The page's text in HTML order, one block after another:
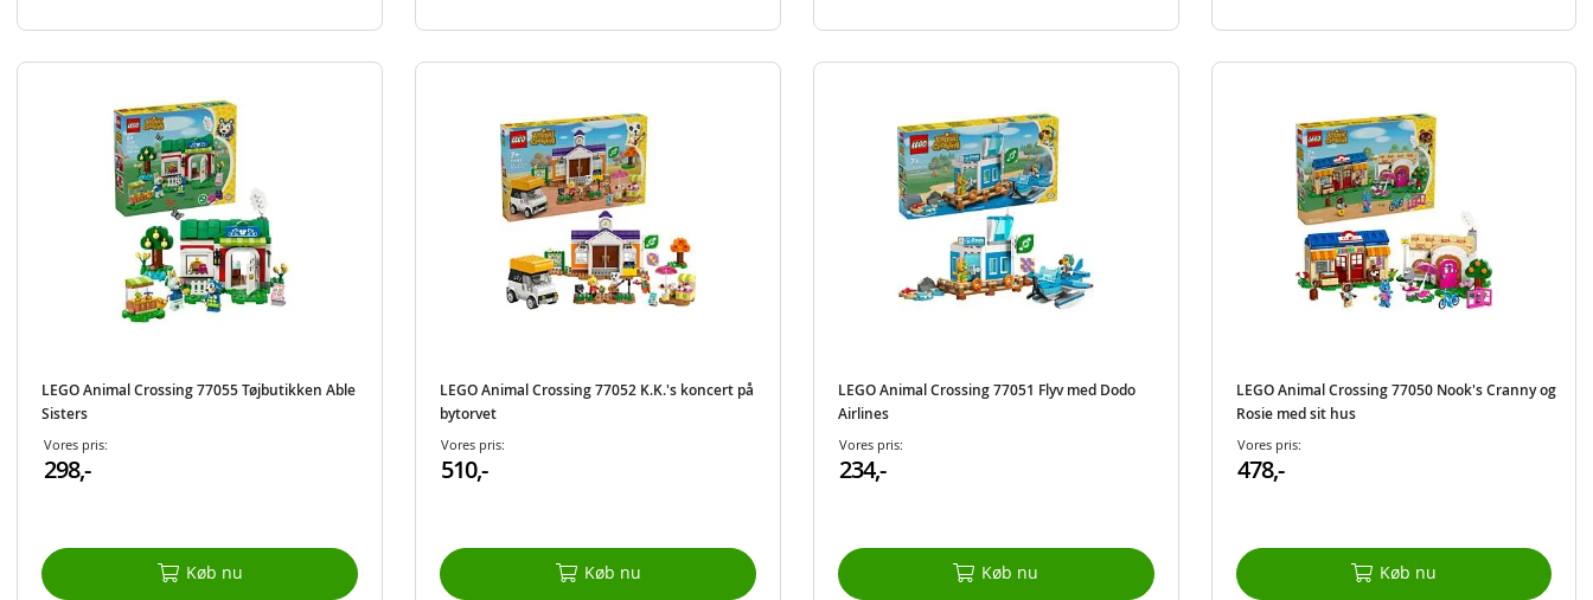
LEGO Animal Crossing 77055 Tøjbutikken Able
Sisters
Vores pris:
298,-
Køb nu
LEGO Animal Crossing 77052 K.K.'s koncert på
bytorvet
Vores pris:
510,-
Køb nu
LEGO Animal Crossing 77051 Flyv med Dodo
Airlines
Vores pris:
234,-
Køb nu
LEGO Animal Crossing 77050 Nook's Cranny og
Rosie med sit hus
Vores pris:
478,-
Køb nu